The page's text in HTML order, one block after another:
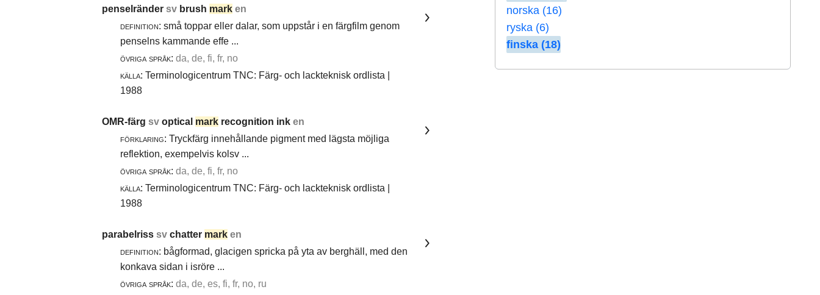
norska (16)
ryska (6)
finska (18)
penselränder sv brush mark en
definition: små toppar eller dalar, som uppstår i en färgfilm genom
penselns kammande effe ...
övriga språk: da, de, fi, fr, no
källa: Terminologicentrum TNC: Färg- och lackteknisk ordlista |
1988
OMR-färg sv optical markrecognition ink en
förklaring: Tryckfärg innehållande pigment med lägsta möjliga
reflektion, exempelvis kolsv ...
övriga språk: da, de, fi, fr, no
källa: Terminologicentrum TNC: Färg- och lackteknisk ordlista |
1988
parabelriss sv chatter mark en
definition: bågformad, glacigen spricka på yta av berghäll, med den
konkava sidan i isröre ...
övriga språk: da, de, es, fi, fr, no, ru